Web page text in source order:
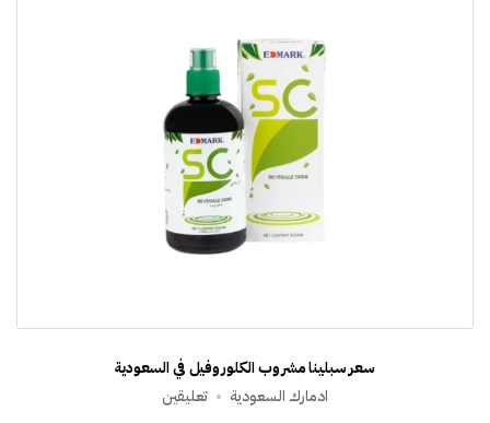
سعر سبلينا مشروب الكلوروفيل في السعودية
ادمارك السعودية
تعليقين